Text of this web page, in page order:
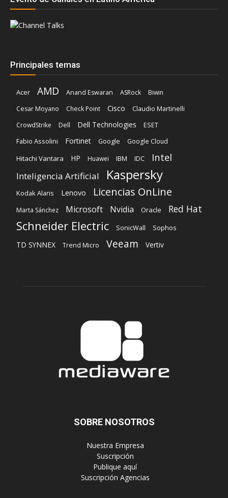
Principales temas
Acer AMD Anand Eswaran ASRock
Biwin
Cesar Moyano
Check Point Cisco
Claudio Martinelli
CrowdStrike
Dell Dell Technologies ESET
Fabio Assolini Fortinet Google Google Cloud
Hitachi Vantara HP Huawei IBM IDC Intel
Inteligencia Artificial Kaspersky
Kodak Alaris Lenovo Licencias OnLine
Marta Sánchez Microsoft Nvidia Oracle Red Hat
Schneider Electric SonicWall Sophos
TD SYNNEX Trend Micro Veeam Vertiv
SOBRE NOSOTROS
‎ Nuestra Empresa
‎ Suscripción
‎ Publique aquí
‎ Suscripción Agencias